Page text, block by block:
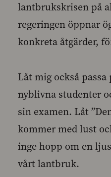
lantbrukskrisen på
regeringen öppnar
konkreta åtgärder,
Låt mig också
nyblivna studenter
sin examen. Låt
kommer med lust
inge hopp om en
vårt lantbruk.